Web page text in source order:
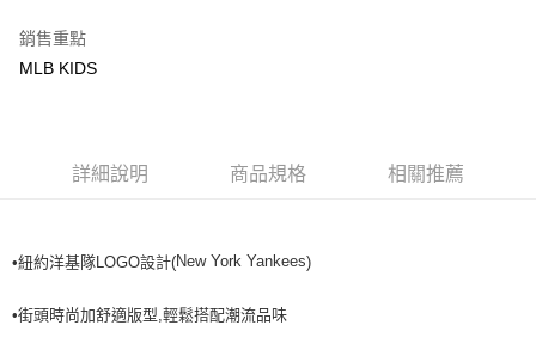
運送方式
全家取貨<不支援離島取退>
7-11取貨付款<未取貨列黑名單/不支援離島取退>
銷售重點
MLB KIDS
詳細說明 商品規格 相關推薦
•紐約洋基隊LOGO設計(New York Yankees)
•街頭時尚加舒適版型,輕鬆搭配潮流品味